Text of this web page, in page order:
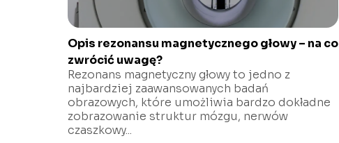
Opis rezonansu magnetycznego głowy – na co
zwrócić uwagę?
Rezonans magnetyczny głowy to jedno z
najbardziej zaawansowanych badań
obrazowych, które umożliwia bardzo dokładne
zobrazowanie struktur mózgu, nerwów
czaszkowy...